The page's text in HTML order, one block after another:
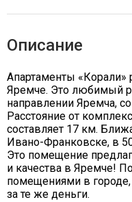
Описание
Апартаменты «Корали»
Яремче. Это любимый
направлении Яремча,
Расстояние от
составляет 17 км.
Ивано-Франковске, в
Это помещение
и качества в Яремче!
помещениями в
за те же деньги.